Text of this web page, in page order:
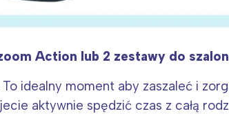
Action lub 2 zestawy do
idealny moment aby zaszaleć i
aktywnie spędzić czas z całą